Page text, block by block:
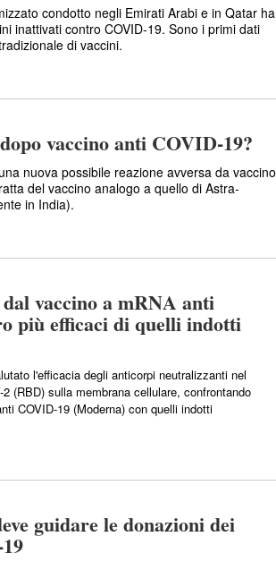
condotto negli Emirati Arabi e in Qatar ha
inattivati contro COVID-19. Sono i primi dati
di vaccini.
vaccino anti COVID-19?
nuova possibile reazione avversa da vaccino
del vaccino analogo a quello di Astra-
in India).
vaccino a mRNA anti
più efficaci di quelli indotti
l'efficacia degli anticorpi neutralizzanti nel
(RBD) sulla membrana cellulare, confrontando
COVID-19 (Moderna) con quelli indotti
guidare le donazioni dei